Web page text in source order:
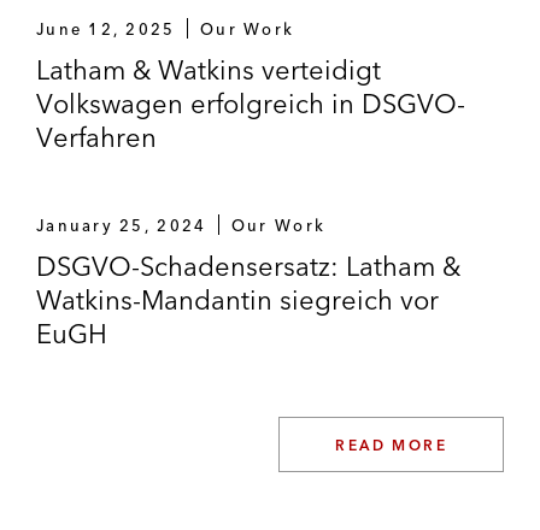
June 12, 2025 Our Work
Latham & Watkins verteidigt
Volkswagen erfolgreich in DSGVO-
Verfahren
January 25, 2024 Our Work
DSGVO-Schadensersatz: Latham &
Watkins-Mandantin siegreich vor
EuGH
READ MORE